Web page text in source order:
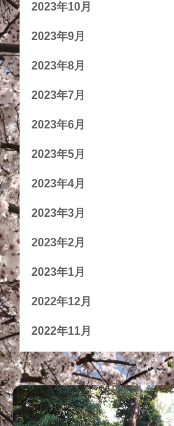
2023年10月
2023年9月
2023年8月
2023年7月
2023年6月
2023年5月
2023年4月
2023年3月
2023年2月
2023年1月
2022年12月
2022年11月